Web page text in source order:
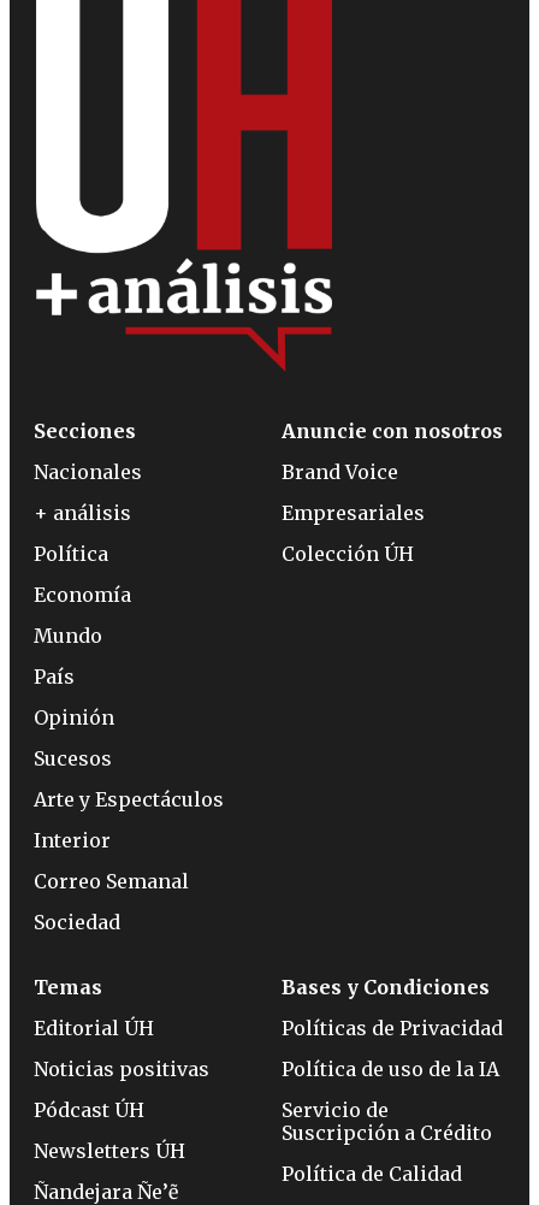
Secciones
Nacionales
+ análisis
Política
Economía
Mundo
País
Opinión
Sucesos
Arte y Espectáculos
Interior
Correo Semanal
Sociedad
Anuncie con nosotros
Brand Voice
Empresariales
Colección ÚH
Temas
Editorial ÚH
Noticias positivas
Pódcast ÚH
Newsletters ÚH
Ñandejara Ñe’ẽ
Bases y Condiciones
Políticas de Privacidad
Política de uso de la IA
Servicio de
Suscripción a Crédito
Política de Calidad